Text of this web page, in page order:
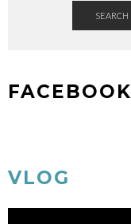
SEARCH
FACEBOOK
VLOG